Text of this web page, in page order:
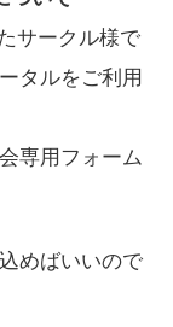
サークル様で
タルをご利用
専用フォーム
めばいいので